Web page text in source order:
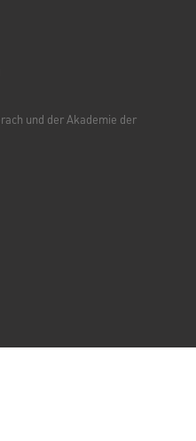
und der Akademie der